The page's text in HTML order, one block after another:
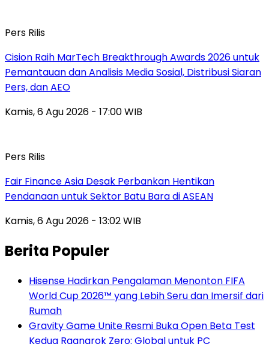
Pers Rilis
Cision Raih MarTech Breakthrough Awards 2026 untuk
Pemantauan dan Analisis Media Sosial, Distribusi Siaran
Pers, dan AEO
Kamis, 6 Agu 2026 - 17:00 WIB
Pers Rilis
Fair Finance Asia Desak Perbankan Hentikan
Pendanaan untuk Sektor Batu Bara di ASEAN
Kamis, 6 Agu 2026 - 13:02 WIB
Berita Populer
Hisense Hadirkan Pengalaman Menonton FIFA
World Cup 2026™ yang Lebih Seru dan Imersif dari
Rumah
Gravity Game Unite Resmi Buka Open Beta Test
Kedua Ragnarok Zero: Global untuk PC